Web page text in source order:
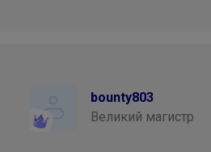
bounty803
Великий магистр